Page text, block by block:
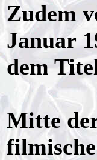
Zudem
Januar
dem
Mitte